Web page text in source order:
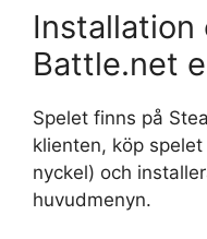
Installation
Battle.net
Spelet finns på
klienten, köp
nyckel) och
huvudmenyn.